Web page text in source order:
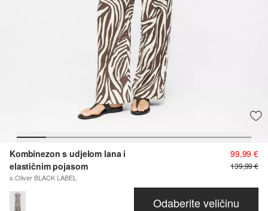
Kombinezon s udjelom lana i
elastičnim pojasom
s.Oliver BLACK LABEL
99,99 €
139,99 €
Odaberite veličinu